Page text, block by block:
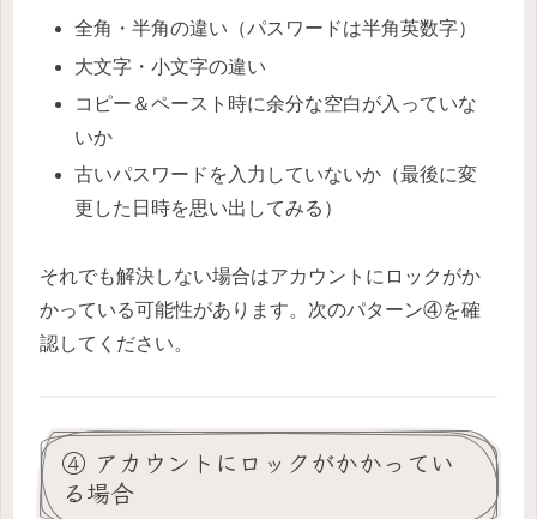
全角・半角の違い（パスワードは半角英数字）
大文字・小文字の違い
コピー＆ペースト時に余分な空白が入っていな
いか
古いパスワードを入力していないか（最後に変
更した日時を思い出してみる）
それでも解決しない場合はアカウントにロックがか
かっている可能性があります。次のパターン④を確
認してください。
④ アカウントにロックがかかってい
る場合